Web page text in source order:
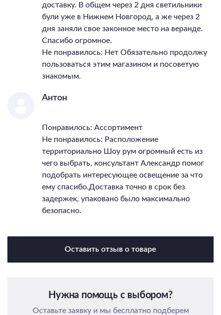
доставку. В общем через 2 дня светильники
були уже в Нижнем Новгород, а же через 2
дня заняли свое законное место на веранде.
Спасибо огромное.
Не понравилось: Нет Обязательно продолжу
пользоваться этим магазином и посоветую
знакомым.
Антон
Понравилось: Ассортимент
Не понравилось: Расположение
территориально Шоу рум огромный есть из
чего выбрать, консультант Александр помог
подобрать интересующее освещение за что
ему спасибо.Доставка точно в срок без
задержек, упаковано было максимально
безопасно.
Оставить отзыв о товаре
Нужна помощь с выбором?
Оставьте заявку и мы бесплатно подберем